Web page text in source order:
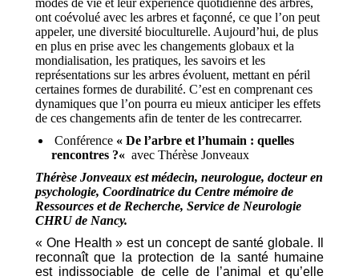
ont coévolué avec les arbres et façonné, ce que l’on peut
appeler, une diversité bioculturelle. Aujourd’hui, de plus
en plus en prise avec les changements globaux et la
mondialisation, les pratiques, les savoirs et les
représentations sur les arbres évoluent, mettant en péril
certaines formes de durabilité. C’est en comprenant ces
dynamiques que l’on pourra eu mieux anticiper les effets
de ces changements afin de tenter de les contrecarrer.
Conférence « De l’arbre et l’humain : quelles
rencontres ?« avec Thérèse Jonveaux
Thérèse Jonveaux est médecin, neurologue, docteur en
psychologie, Coordinatrice du Centre mémoire de
Ressources et de Recherche, Service de Neurologie
CHRU de Nancy.
« One Health » est un concept de santé globale. Il
reconnaît que la protection de la santé humaine
est indissociable de celle de l’animal et qu’elle